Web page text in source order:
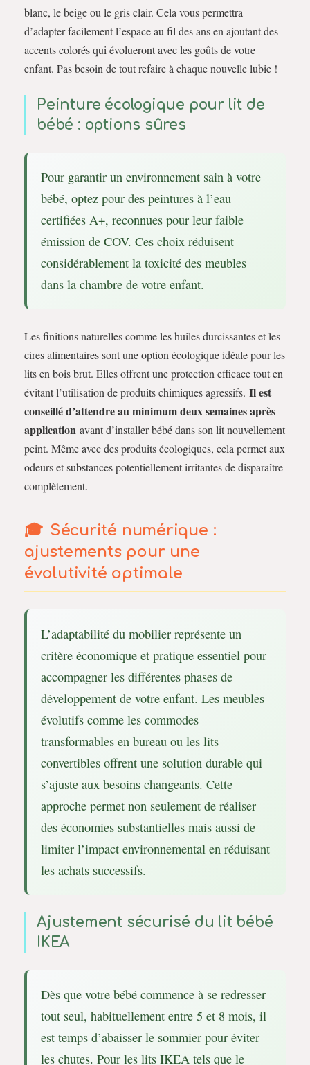
blanc, le beige ou le gris clair. Cela vous permettra
d’adapter facilement l’espace au fil des ans en ajoutant des
accents colorés qui évolueront avec les goûts de votre
enfant. Pas besoin de tout refaire à chaque nouvelle lubie !
Peinture écologique pour lit de
bébé : options sûres
Pour garantir un environnement sain à votre
bébé, optez pour des peintures à l’eau
certifiées A+, reconnues pour leur faible
émission de COV. Ces choix réduisent
considérablement la toxicité des meubles
dans la chambre de votre enfant.
Les finitions naturelles comme les huiles durcissantes et les
cires alimentaires sont une option écologique idéale pour les
lits en bois brut. Elles offrent une protection efficace tout en
évitant l’utilisation de produits chimiques agressifs. Il est
conseillé d’attendre au minimum deux semaines après
application avant d’installer bébé dans son lit nouvellement
peint. Même avec des produits écologiques, cela permet aux
odeurs et substances potentiellement irritantes de disparaître
complètement.
Sécurité numérique :
ajustements pour une
évolutivité optimale
L’adaptabilité du mobilier représente un
critère économique et pratique essentiel pour
accompagner les différentes phases de
développement de votre enfant. Les meubles
évolutifs comme les commodes
transformables en bureau ou les lits
convertibles offrent une solution durable qui
s’ajuste aux besoins changeants. Cette
approche permet non seulement de réaliser
des économies substantielles mais aussi de
limiter l’impact environnemental en réduisant
les achats successifs.
Ajustement sécurisé du lit bébé
IKEA
Dès que votre bébé commence à se redresser
tout seul, habituellement entre 5 et 8 mois, il
est temps d’abaisser le sommier pour éviter
les chutes. Pour les lits IKEA tels que le